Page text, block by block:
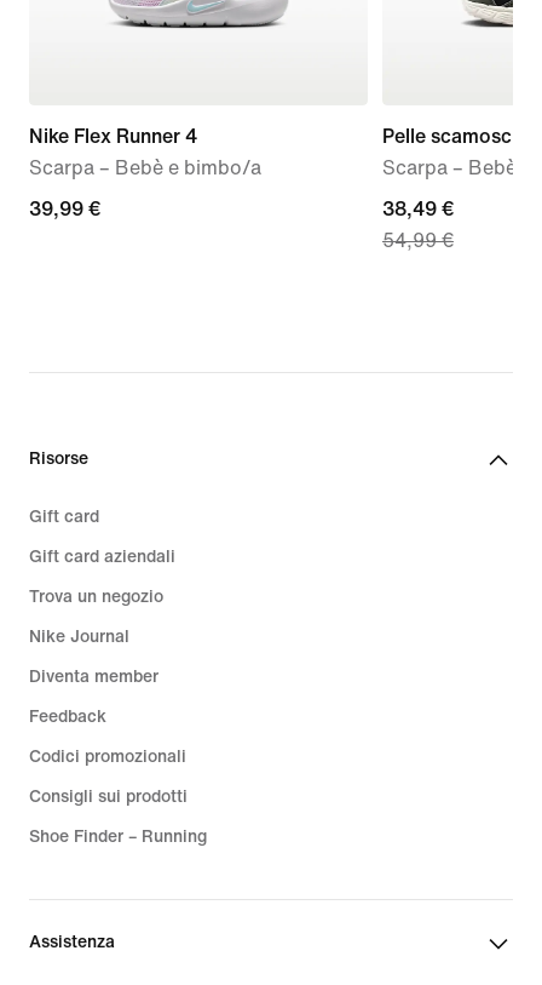
Nike Flex Runner 4
Scarpa – Bebè e bimbo/a
39,99
39,99 €
Pelle
Scarpa – Bebè e
current
price
price
38,49 €
54,99 €
Risorse
Gift card
Gift card aziendali
Trova un negozio
Nike Journal
Diventa member
Feedback
Codici promozionali
Consigli sui prodotti
Shoe Finder – Running
Assistenza